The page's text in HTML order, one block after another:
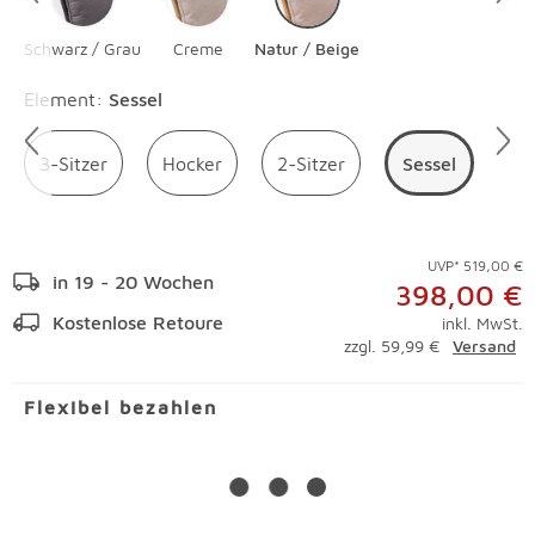
Schwarz / Grau Creme Natur / Beige
Element: Sessel
3-Sitzer Hocker 2-Sitzer Sessel
in 19 - 20 Wochen
Kostenlose Retoure
UVP* 519,00 €
398,00 €
inkl. MwSt.
zzgl. 59,99 €
Versand
Flexibel bezahlen